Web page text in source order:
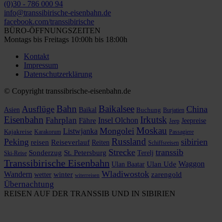
(0)30 - 786 000 94
info@transsibirische-eisenbahn.de
facebook.com/transsibirische
BÜRO-ÖFFNUNGSZEITEN
Montags bis Freitags 10:00h bis 18:00h
Kontakt
Impressum
Datenschutzerklärung
© Copyright transsibrische-eisenbahn.de
Asien Ausflüge Bahn Baikal Baikalsee Buchung Burjatien China
Eisenbahn Fahrplan Fähre Insel Olchon Irkutsk Jeep Jeepreise
Kajakreise Karakorum Listwjanka Mongolei Moskau Passagiere
Peking reisen Reiseverlauf Reiten Russland Schiffsreisen sibirien
Ski-Reise Sonderzug St. Petersburg Strecke Terelj transsib
Transsibirische Eisenbahn Ulan Baatar Ulan Ude Waggon
Wandern wetter winter witerreisen Wladiwostok zarengold
Übernachtung
REISEN AUF DER TRANSSIB UND IN SIBIRIEN